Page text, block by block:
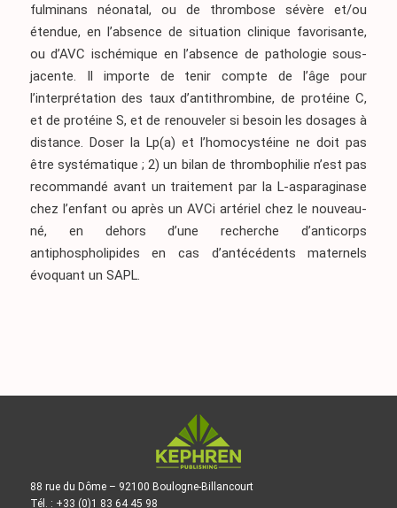
fulminans néonatal, ou de thrombose sévère et/ou
étendue, en l’absence de situation clinique favorisante,
ou d’AVC ischémique en l’absence de pathologie sous-
jacente. Il importe de tenir compte de l’âge pour
l’interprétation des taux d’antithrombine, de protéine C,
et de protéine S, et de renouveler si besoin les dosages à
distance. Doser la Lp(a) et l’homocystéine ne doit pas
être systématique ; 2) un bilan de thrombophilie n’est pas
recommandé avant un traitement par la L-asparaginase
chez l’enfant ou après un AVCi artériel chez le nouveau-
né, en dehors d’une recherche d’anticorps
antiphospholipides en cas d’antécédents maternels
évoquant un SAPL.
88 rue du Dôme – 92100 Boulogne-Billancourt
Tél. : +33 (0)1 83 64 45 98